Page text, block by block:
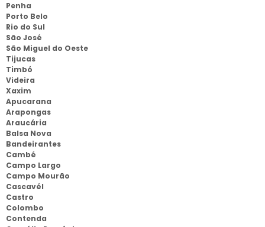
Penha
Porto Belo
Rio do Sul
São José
São Miguel do Oeste
Tijucas
Timbó
Videira
Xaxim
Apucarana
Arapongas
Araucária
Balsa Nova
Bandeirantes
Cambé
Campo Largo
Campo Mourão
Cascavél
Castro
Colombo
Contenda